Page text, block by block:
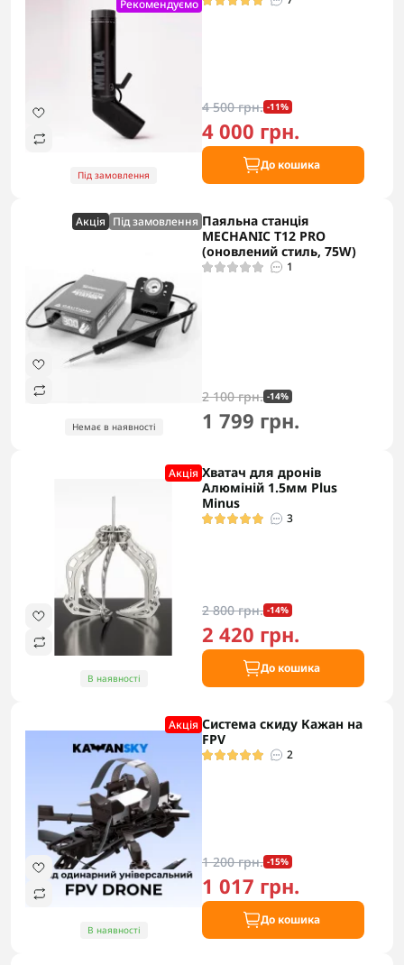
Рекомендуємо
Під замовлення
4 500 грн. -11%
4 000 грн.
До кошика
Акцiя Під замовлення
Немає в наявності
Паяльна станція
MECHANIC T12 PRO
(оновлений стиль, 75W)
1
2 100 грн. -14%
1 799 грн.
Акцiя
В наявності
Хватач для дронів
Алюміній 1.5мм Plus
Minus
3
2 800 грн. -14%
2 420 грн.
До кошика
Акцiя
В наявності
Система скиду Кажан на
FPV
2
1 200 грн. -15%
1 017 грн.
До кошика